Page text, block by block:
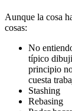
Aunque la cosa
cosas:
No
típico
principio
cuesta
Stashing
Rebasing